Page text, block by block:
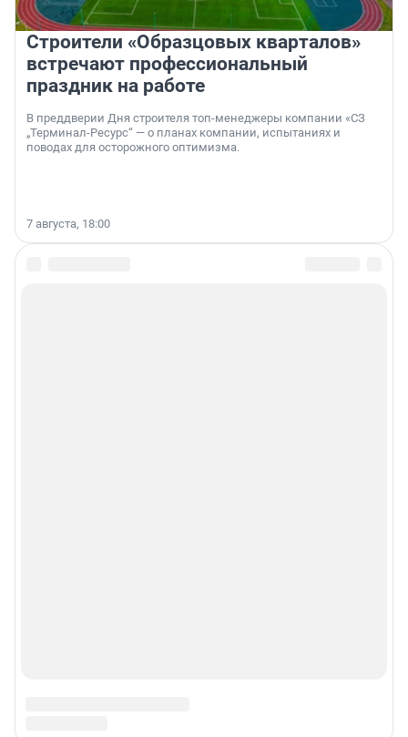
Строители «Образцовых кварталов»
встречают профессиональный
праздник на работе
В преддверии Дня строителя топ-менеджеры компании «СЗ
„Терминал-Ресурс“ — о планах компании, испытаниях и
поводах для осторожного оптимизма.
7 августа, 18:00